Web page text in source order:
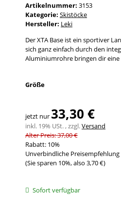
Artikelnummer: 3153
Kategorie: Skistöcke
Hersteller: Leki
Der XTA Base ist ein sportiver
sich ganz einfach durch den
Aluminiumrohre bringen dir
Größe
jetzt nur 33,30 €
inkl. 19% USt. , zzgl.Versand
Alter Preis: 37,00 €
Rabatt: 10%
Unverbindliche
(Sie sparen 10%, also 3,70 €)
Sofort verfügbar